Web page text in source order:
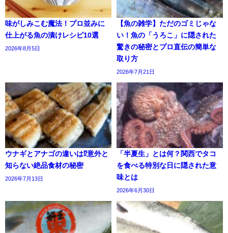
味がしみこむ魔法！プロ並みに
仕上がる魚の漬けレシピ10選
2026年8月5日
【魚の雑学】ただのゴミじゃな
い！魚の「うろこ」に隠された
驚きの秘密とプロ直伝の簡単な
取り方
2026年7月21日
ウナギとアナゴの違いは⁉意外と
知らない絶品食材の秘密
2026年7月13日
「半夏生」とは何？関西でタコ
を食べる特別な日に隠された意
味とは
2026年6月30日